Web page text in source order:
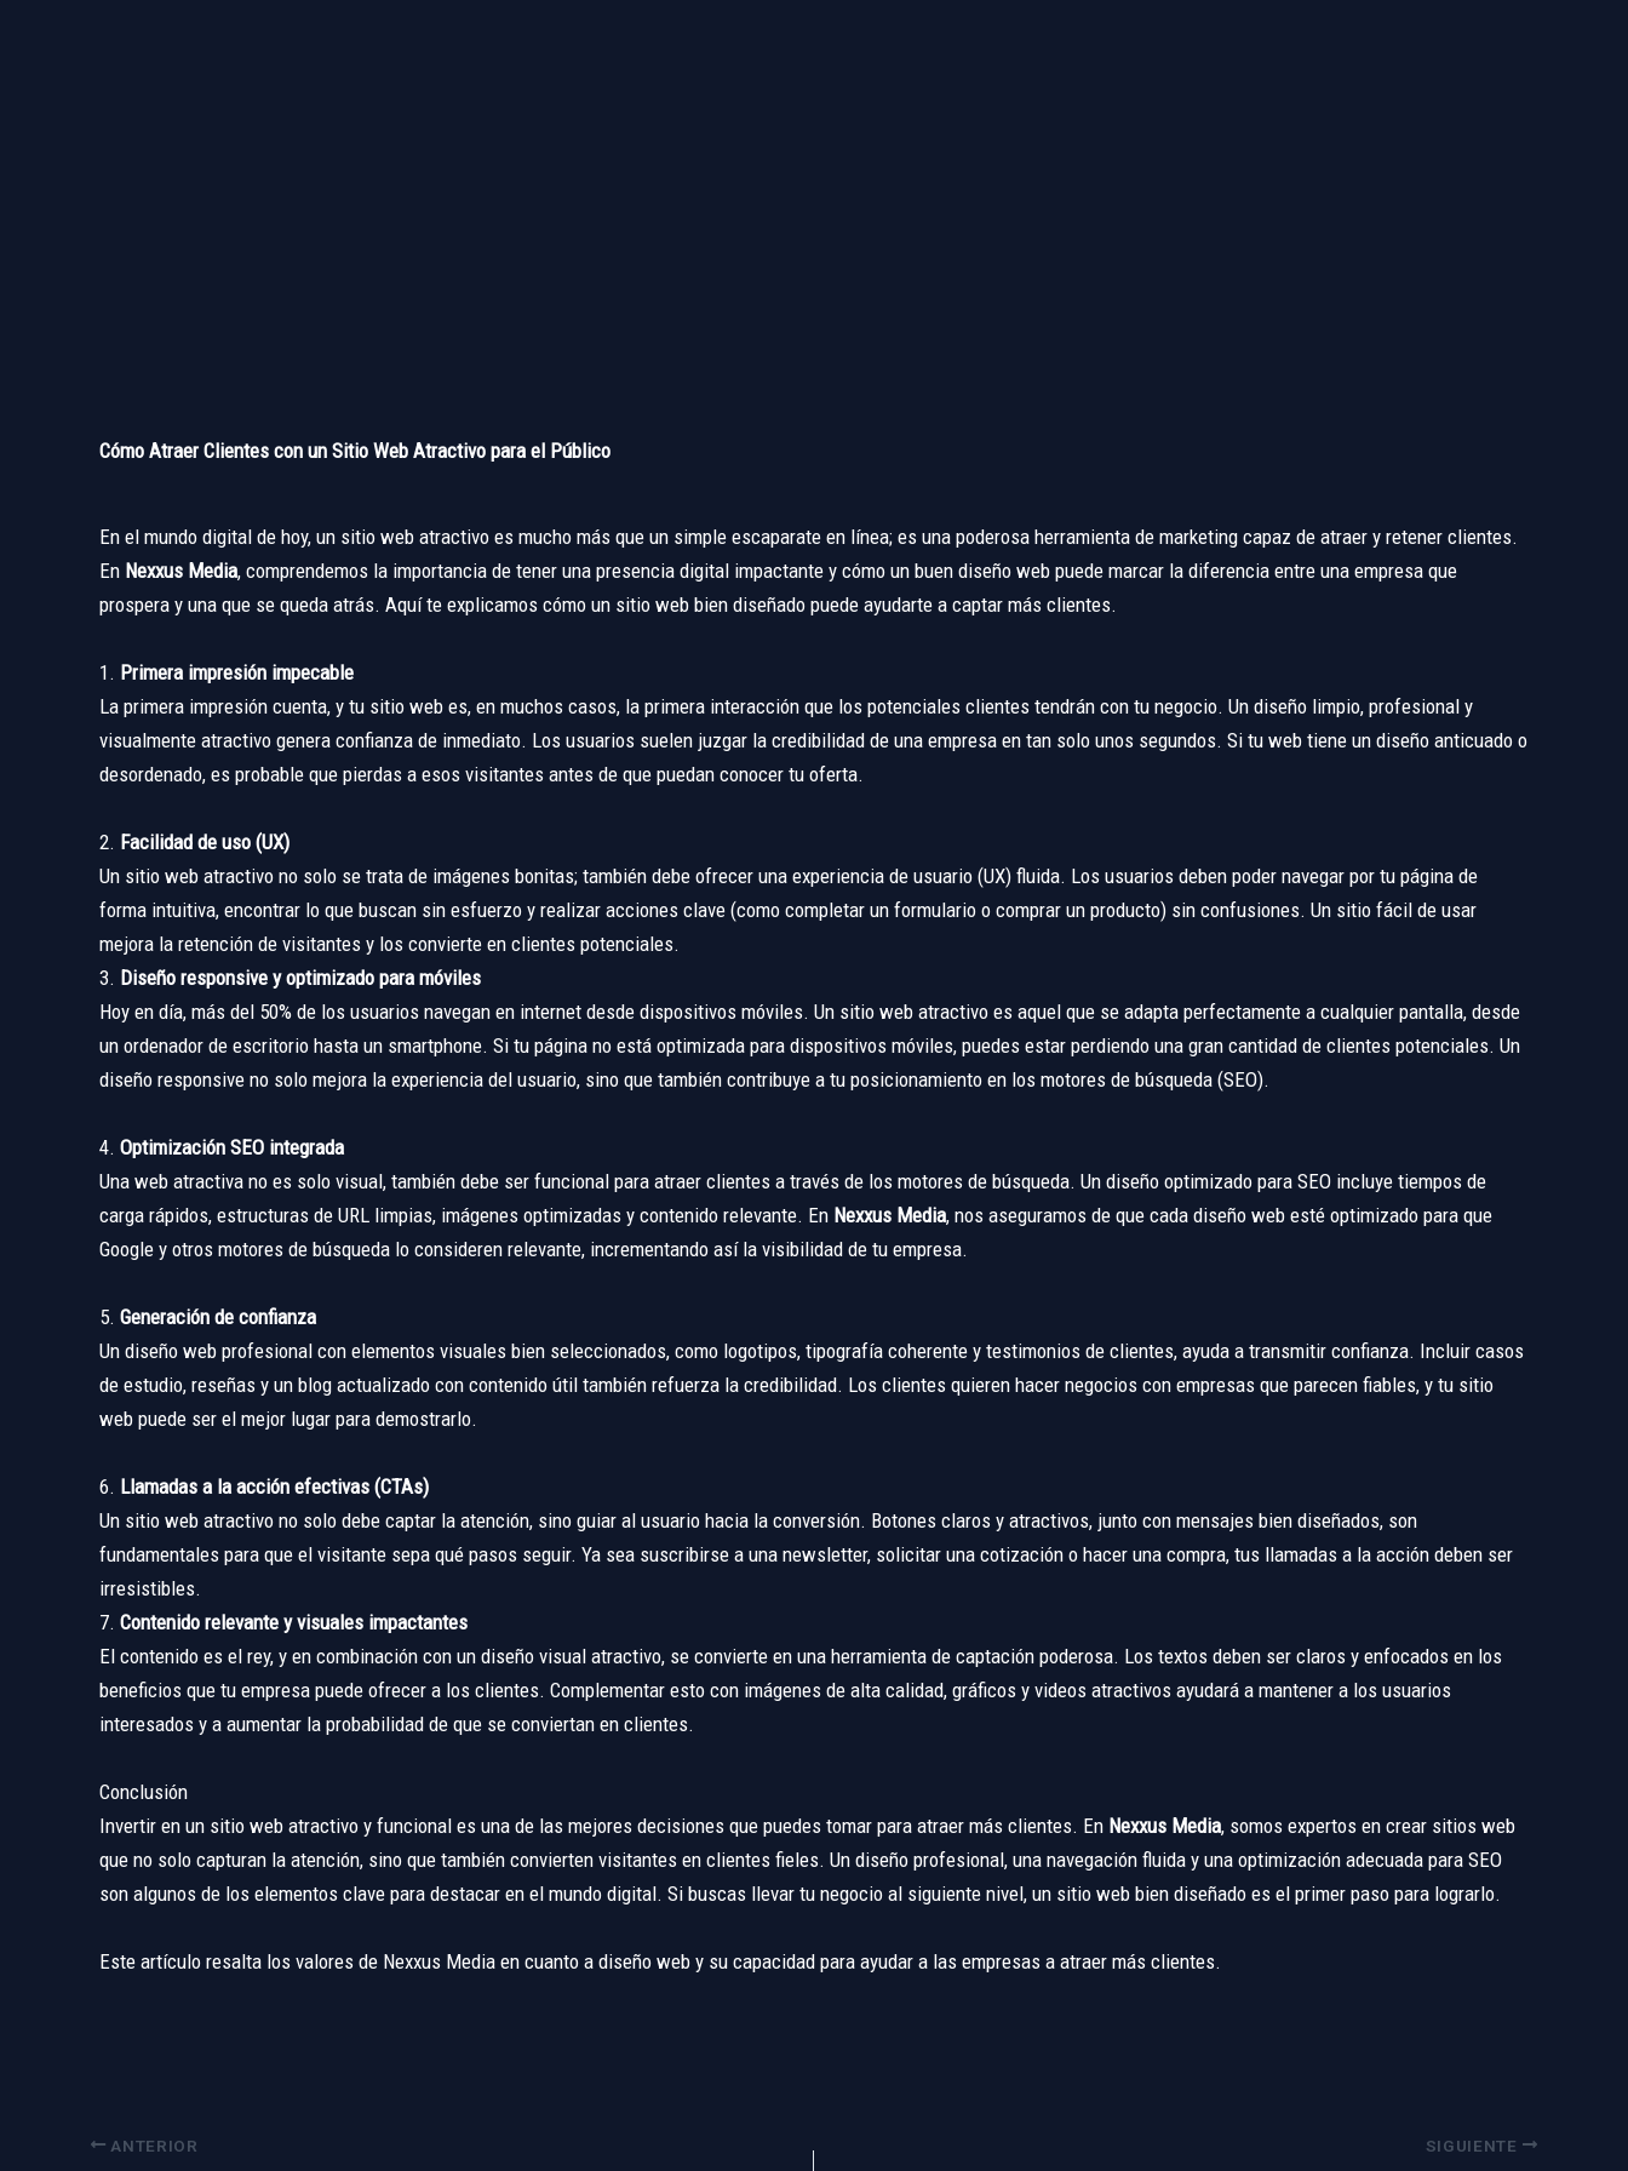
Cómo Atraer Clientes con un Sitio Web Atractivo para el Público
En el mundo digital de hoy, un sitio web atractivo es mucho más que un simple escaparate en línea; es una poderosa herramienta de marketing capaz de atraer y retener clientes.
En Nexxus Media, comprendemos la importancia de tener una presencia digital impactante y cómo un buen diseño web puede marcar la diferencia entre una empresa que
prospera y una que se queda atrás. Aquí te explicamos cómo un sitio web bien diseñado puede ayudarte a captar más clientes.
1. Primera impresión impecable
La primera impresión cuenta, y tu sitio web es, en muchos casos, la primera interacción que los potenciales clientes tendrán con tu negocio. Un diseño limpio, profesional y
visualmente atractivo genera confianza de inmediato. Los usuarios suelen juzgar la credibilidad de una empresa en tan solo unos segundos. Si tu web tiene un diseño anticuado o
desordenado, es probable que pierdas a esos visitantes antes de que puedan conocer tu oferta.
2. Facilidad de uso (UX)
Un sitio web atractivo no solo se trata de imágenes bonitas; también debe ofrecer una experiencia de usuario (UX) fluida. Los usuarios deben poder navegar por tu página de
forma intuitiva, encontrar lo que buscan sin esfuerzo y realizar acciones clave (como completar un formulario o comprar un producto) sin confusiones. Un sitio fácil de usar
mejora la retención de visitantes y los convierte en clientes potenciales.
3. Diseño responsive y optimizado para móviles
Hoy en día, más del 50% de los usuarios navegan en internet desde dispositivos móviles. Un sitio web atractivo es aquel que se adapta perfectamente a cualquier pantalla, desde
un ordenador de escritorio hasta un smartphone. Si tu página no está optimizada para dispositivos móviles, puedes estar perdiendo una gran cantidad de clientes potenciales. Un
diseño responsive no solo mejora la experiencia del usuario, sino que también contribuye a tu posicionamiento en los motores de búsqueda (SEO).
4. Optimización SEO integrada
Una web atractiva no es solo visual, también debe ser funcional para atraer clientes a través de los motores de búsqueda. Un diseño optimizado para SEO incluye tiempos de
carga rápidos, estructuras de URL limpias, imágenes optimizadas y contenido relevante. En Nexxus Media, nos aseguramos de que cada diseño web esté optimizado para que
Google y otros motores de búsqueda lo consideren relevante, incrementando así la visibilidad de tu empresa.
5. Generación de confianza
Un diseño web profesional con elementos visuales bien seleccionados, como logotipos, tipografía coherente y testimonios de clientes, ayuda a transmitir confianza. Incluir casos
de estudio, reseñas y un blog actualizado con contenido útil también refuerza la credibilidad. Los clientes quieren hacer negocios con empresas que parecen fiables, y tu sitio
web puede ser el mejor lugar para demostrarlo.
6. Llamadas a la acción efectivas (CTAs)
Un sitio web atractivo no solo debe captar la atención, sino guiar al usuario hacia la conversión. Botones claros y atractivos, junto con mensajes bien diseñados, son
fundamentales para que el visitante sepa qué pasos seguir. Ya sea suscribirse a una newsletter, solicitar una cotización o hacer una compra, tus llamadas a la acción deben ser
irresistibles.
7. Contenido relevante y visuales impactantes
El contenido es el rey, y en combinación con un diseño visual atractivo, se convierte en una herramienta de captación poderosa. Los textos deben ser claros y enfocados en los
beneficios que tu empresa puede ofrecer a los clientes. Complementar esto con imágenes de alta calidad, gráficos y videos atractivos ayudará a mantener a los usuarios
interesados y a aumentar la probabilidad de que se conviertan en clientes.
Conclusión
Invertir en un sitio web atractivo y funcional es una de las mejores decisiones que puedes tomar para atraer más clientes. En Nexxus Media, somos expertos en crear sitios web
que no solo capturan la atención, sino que también convierten visitantes en clientes fieles. Un diseño profesional, una navegación fluida y una optimización adecuada para SEO
son algunos de los elementos clave para destacar en el mundo digital. Si buscas llevar tu negocio al siguiente nivel, un sitio web bien diseñado es el primer paso para lograrlo.
Este artículo resalta los valores de Nexxus Media en cuanto a diseño web y su capacidad para ayudar a las empresas a atraer más clientes.
ANTERIOR SIGUIENTE